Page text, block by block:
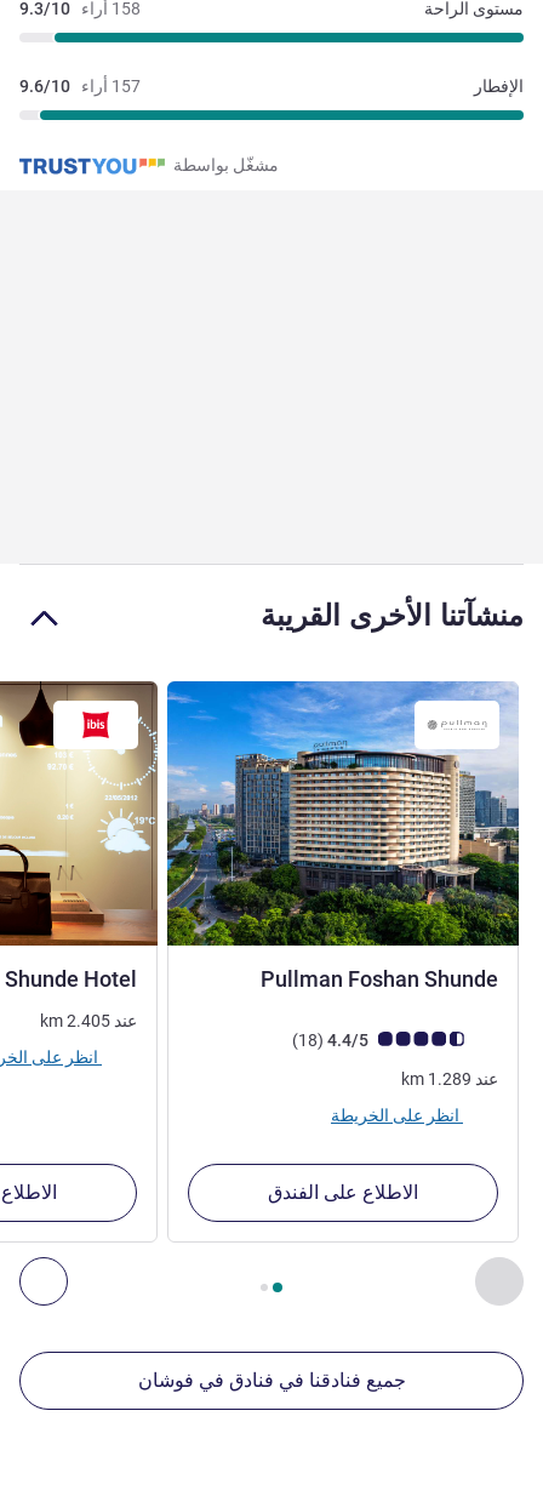
158 أراء 9.3/10 مستوى الراحة
157 أراء 9.6/10 الإفطار
مشغّل بواسطة
منشآتنا الأخرى القريبة
السابق - منشآتنا الأخرى القريبة
الصفحة
Pullman Foshan Shunde
ملاحظة أراء العملاء (رأي ALL) (18 أراء)
عند
km 1.289
الاطلاع على الفندق
Hotel
عند km2.405
جميع فنادقنا في فنادق في فوشان